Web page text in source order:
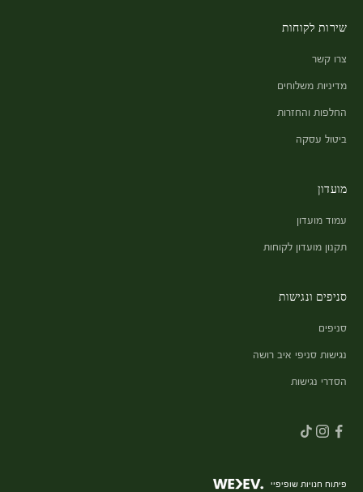
שירות לקוחות
צרו קשר
מדיניות משלוחים
החלפות והחזרות
ביטול עסקה
מועדון
עמוד מועדון
תקנון מועדון לקוחות
סניפים ונגישות
סניפים
נגישות סניפי איב רושה
הסדרי נגישות
פיתוח חנויות שופיפיי